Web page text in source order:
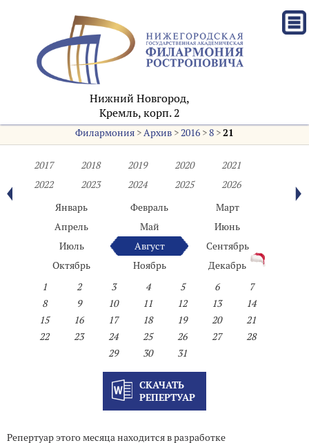
Нижний Новгород,
Кремль, корп. 2
Филармония>Архив>2016>8>21
2017 2018 2019 2020
2021
2022
2023 2024 2025
2026
Январь
Февраль
Март
Апрель
Май
Июнь
Июль
Август
Сентябрь
Октябрь
Ноябрь
Декабрь
1
2 3 4 5 6
7
8
9 10 11 12 13
14
15
16 17 18 19 20
21
22
23 24 25 26 27
28
29
30 31
СКАЧАТЬ
РЕПЕРТУАР
Репертуар этого месяца находится в разработке